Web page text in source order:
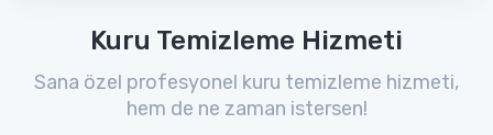
Kuru Temizleme Hizmeti
Sana özel profesyonel kuru temizleme hizmeti,
hem de ne zaman istersen!